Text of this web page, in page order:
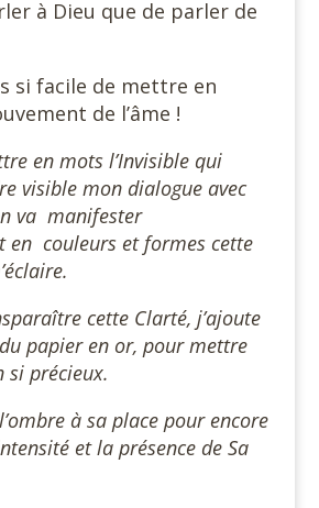
à Dieu que de parler de
si facile de mettre en
de l’âme !
en mots l’Invisible qui
visible mon dialogue avec
va manifester
en couleurs et formes cette
cette Clarté, j’ajoute
papier en or, pour mettre
si précieux.
à sa place pour encore
et la présence de Sa